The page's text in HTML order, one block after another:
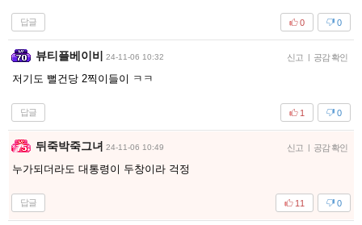
답글 0
0
뷰티플베이비 24-11-06 10:32 신고 공감 확인
저기도 뻘건당 2찍이들이 ㅋㅋ
답글 0
1
뒤죽박죽그녀 24-11-06 10:49 신고 공감 확인
누가되더라도 대통령이 두창이라 걱정
답글 0
11